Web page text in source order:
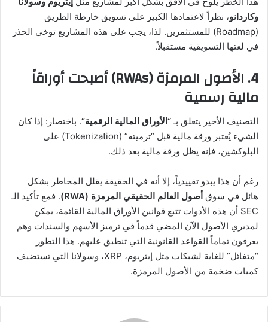
وكاردانو، نظراً لاعتمادها الكبير على تسويق خارطة الطريق
(Roadmap) للمستثمرين. لذا، يجب على هذه المشاريع توخي الحذر
في لغتها التسويقية مستقبلاً.
4. الأصول المرمزة (RWAs) أصبحت أوراقاً
مالية رسمية
التصنيف الأخير يتعلق بـ“الأوراق المالية الرقمية”. باختصار: إذا كان
الشيء يُعتبر ورقة مالية قبل “ترميته” (Tokenization) على
البلوكشين، فإنه يظل ورقة مالية بعد ذلك.
رغم أن هذا يبدو تقييدياً، إلا أنه في الحقيقة يقلل المخاطر بشكل
هائل في سوق أصول العالم الحقيقي المرمزة (RWA)
. فمع تأكيد الـ
SEC أن هذه الأدوات تتبع قوانين الأوراق المالية القائمة، يمكن
لمديري الأصول الآن المضي قدماً في ترميز الأسهم والسندات وهم
يعرفون تماماً القواعد القانونية التي تنطبق عليهم. هذا التطور
“متفائل” للغاية لشبكات مثل إيثريوم، XRP، وسولانا التي تستضيف
كميات ضخمة من الأصول المرمزة.